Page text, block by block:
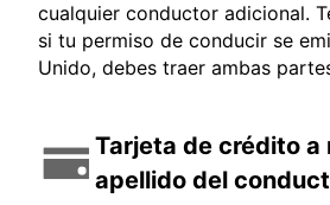
cualquier conductor adicional.
si tu permiso de conducir se
Unido, debes traer ambas
Tarjeta de crédito a
apellido del